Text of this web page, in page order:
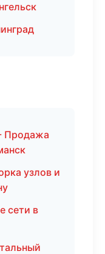
Продажа
узлов и
сети в